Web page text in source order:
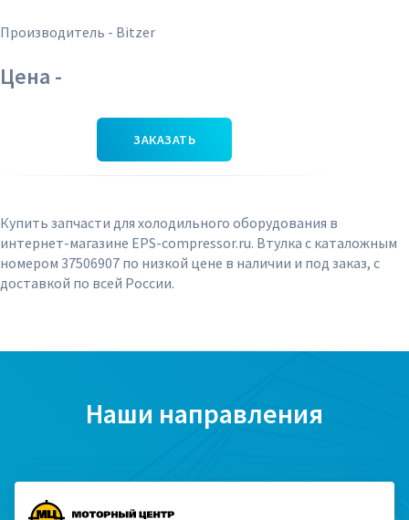
Производитель - Bitzer
Цена -
ЗАКАЗАТЬ
Купить запчасти для холодильного оборудования в
интернет-магазине EPS-compressor.ru. Втулка с каталожным
номером 37506907 по низкой цене в наличии и под заказ, с
доставкой по всей России.
Наши направления